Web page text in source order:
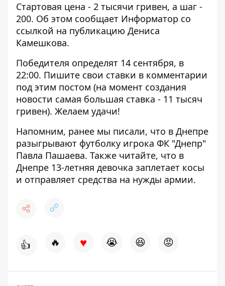
Стартовая цена - 2 тысячи гривен, а шаг -
200. Об этом сообщает Информатор со
ссылкой на публикацию Дениса
Камешкова.
Победителя определят 14 сентября, в
22:00. Пишите свои ставки в комментарии
под этим постом (на момент создания
новости самая большая ставка - 11 тысяч
гривен). Желаем удачи!
Напомним, ранее мы писали, что в Днепре
разыгрывают футболку игрока ФК "Днепр"
Павла Пашаева. Также читайте, что в
Днепре 13-летняя девочка заплетает косы
и отправляет средства на нужды армии.
👍 🔥 ♥ 😭 😆 😡